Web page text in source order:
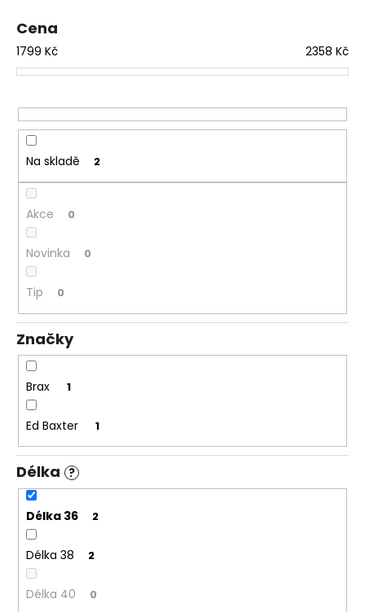
r
o
d
k
t
ů
Cena
1799 Kč 2358 Kč
Na skladě 2
Akce 0
Novinka 0
Tip 0
Značky
Brax 1
Ed Baxter 1
Délka ?
Délka 36 2
Délka 38 2
Délka 40 0
a
j
í
t
?
HLEDAT
D
o
p
o
r
u
u
e
PÁNSKÁ
ČERNÁ
MIKINA
KAPUCÍ
TALLREPUBLIC
LONGBRO,
PRODLOUŽENÁ